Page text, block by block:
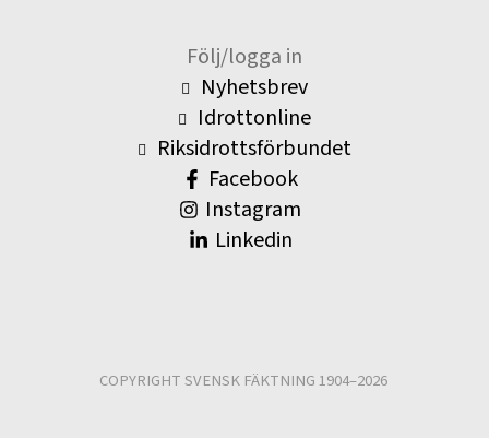
Följ/logga in
Nyhetsbrev
Idrottonline
Riksidrottsförbundet
Facebook
Instagram
Linkedin
COPYRIGHT SVENSK FÄKTNING 1904–2026